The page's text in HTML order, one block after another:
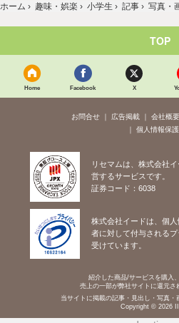
ホーム › 趣味・娯楽 › 小学生 › 記事 › 写真・
TOP
Home Facebook X
お問合せ 広告掲載 会社概要
個人情報保
リセマムは、株式会社
営するサービスです。
証券コード：6038
株式会社イードは、個
者に対して付与される
受けています。
紹介した商品/サービスを購入
売上の一部が弊社サイトに還元さ
当サイトに掲載の記事・見出し・写真・
Copyright © 2026